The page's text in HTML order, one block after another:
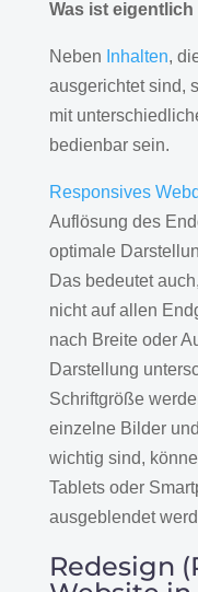
Was ist
Neben Inhalten,
ausgerichtet sind,
mit
bedienbar sein.
Responsives
Auflösung des
optimale
Das bedeutet
nicht auf allen
nach Breite oder
Darstellung
Schriftgröße
einzelne Bilder
wichtig sind,
Tablets oder
ausgeblendet
Redesign